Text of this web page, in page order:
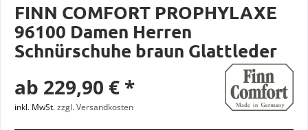
FINN COMFORT PROPHYLAXE
96100 Damen Herren
Schnürschuhe braun Glattleder
ab 229,90 € *
inkl. MwSt.zzgl. Versandkosten